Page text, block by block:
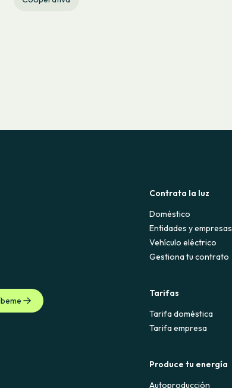
Contrata la luz
Doméstico
Entidades y empresas
Vehículo eléctrico
Gestiona tu contrato
Tarifas
Tarifa doméstica
Tarifa empresa
Produce tu energía
Autoproducción